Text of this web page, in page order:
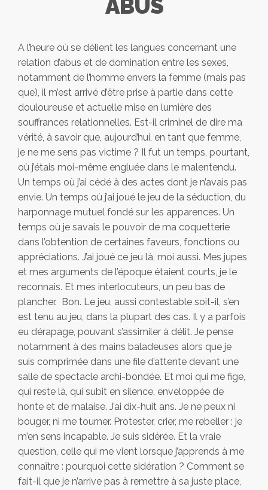
ABUS
A l’heure où se délient les langues concernant une
relation d’abus et de domination entre les sexes,
notamment de l’homme envers la femme (mais pas
que), il m’est arrivé d’être prise à partie dans cette
douloureuse et actuelle mise en lumière des
souffrances relationnelles. Est-il criminel de dire ma
vérité, à savoir que, aujourd’hui, en tant que femme,
je ne me sens pas victime ? Il fut un temps, pourtant,
où j’étais moi-même engluée dans le malentendu.
Un temps où j’ai cédé à des actes dont je n’avais pas
envie. Un temps où j’ai joué le jeu de la séduction, du
harponnage mutuel fondé sur les apparences. Un
temps où je savais le pouvoir de ma coquetterie
dans l’obtention de certaines faveurs, fonctions ou
appréciations. J’ai joué ce jeu là, moi aussi. Mes jupes
et mes arguments de l’époque étaient courts, je le
reconnais. Et mes interlocuteurs, un peu bas de
plancher. Bon. Le jeu, aussi contestable soit-il, s’en
est tenu au jeu, dans la plupart des cas. Il y a parfois
eu dérapage, pouvant s’assimiler à délit. Je pense
notamment à des mains baladeuses alors que je
suis comprimée dans une file d’attente devant une
salle de spectacle archi-bondée. Et moi qui me fige,
qui reste là, qui subit en silence, enveloppée de
honte et de malaise. J’ai dix-huit ans. Je ne peux ni
bouger, ni me tourner. Protester, crier, me rebeller : je
m’en sens incapable. Je suis sidérée. Et la vraie
question, celle qui me vient lorsque j’apprends à me
connaître : pourquoi cette sidération ? Comment se
fait-il que je n’arrive pas à remettre à sa juste place,